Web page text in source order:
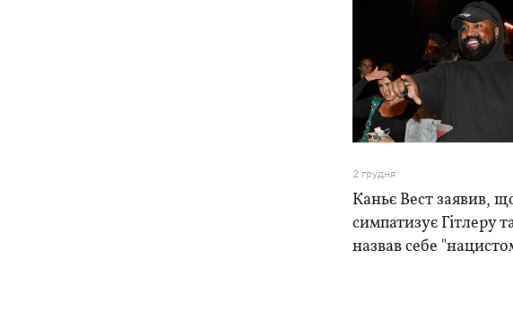
2 грудня
Каньє Вест заявив,
симпатизує Гітлеру
назвав себе